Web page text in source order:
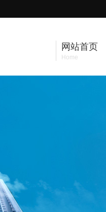
网站首页
Home